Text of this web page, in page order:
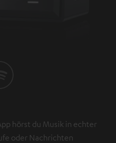
hörst du Musik in echter
oder Nachrichten